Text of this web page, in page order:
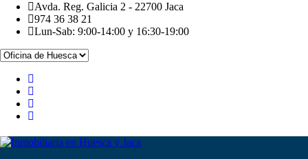
Avda. Reg. Galicia 2 - 22700 Jaca
974 36 38 21
Lun-Sab: 9:00-14:00 y 16:30-19:00